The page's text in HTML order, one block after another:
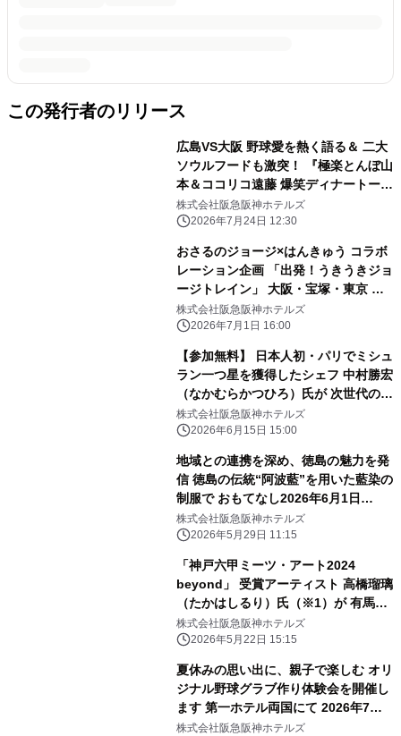
この発行者のリリース
広島VS大阪 野球愛を熱く語る＆ 二大
ソウルフードも激突！ 『極楽とんぼ山
本＆ココリコ遠藤 爆笑ディナートーク
ショー』開催 開催日：2026年9月22日
（火・祝）／ 7月25日（土）チケット
株式会社阪急阪神ホテルズ
2026年7月24日 12:30
おさるのジョージ×はんきゅう コラボ
レーション企画 「出発！うきうきジョ
ージトレイン」 大阪・宝塚・東京 新
橋のホテルで 「おさるのジョージ×阪
急電車」コラボフードを 販売します
株式会社阪急阪神ホテルズ
2026年7月1日 16:00
【参加無料】 日本人初・パリでミシュ
ラン一つ星を獲得したシェフ 中村勝宏
（なかむらかつひろ）氏が 次世代の料
理人へ伝える開業25周年記念講演会
「食品ロス削減 私たちの責務」を開催
株式会社阪急阪神ホテルズ
2026年6月15日 15:00
地域との連携を深め、徳島の魅力を発
信 徳島の伝統“阿波藍”を用いた藍染の
制服で おもてなし2026年6月1日
（月）から 夏季限定で着用開始
株式会社阪急阪神ホテルズ
2026年5月29日 11:15
「神戸六甲ミーツ・アート2024
beyond」 受賞アーティスト 高橋瑠璃
（たかはしるり）氏（※1）が 有馬温
泉の石で五右衛門風呂釜に石彫刻！
“浸かれる現代アート”が 「有馬温泉
太閤の湯」露天ゾーンに登場
株式会社阪急阪神ホテルズ
2026年5月22日 15:15
夏休みの思い出に、親子で楽しむ オリ
ジナル野球グラブ作り体験会を開催し
ます 第一ホテル両国にて 2026年7月
29日（水）
株式会社阪急阪神ホテルズ